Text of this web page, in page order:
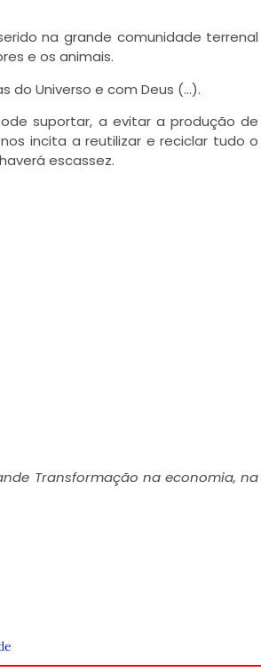
na grande comunidade terrenal
e os animais.
do Universo e com Deus (…).
suportar, a evitar a produção de
incita a reutilizar e reciclar tudo o
escassez.
Transformação na economia, na